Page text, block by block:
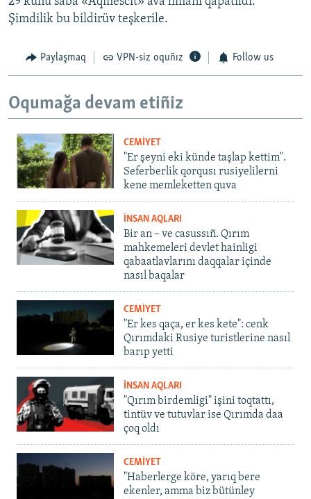
Şimdilik bu bildirüv teşkerile.
Paylaşmaq VPN-siz oquñız Follow us
Oqumağa devam etiñiz
CEMİYET
"Er şeyni eki künde taşlap kettim".
Seferberlik qorqusı rusiyelilerni
kene memleketten quva
İNSAN AQLARI
Bir an – ve casussıñ. Qırım
mahkemeleri devlet hainligi
qabaatlavlarını daqqalar içinde
nasıl baqalar
CEMİYET
"Er kes qaça, er kes kete": cenk
Qırımdaki Rusiye turistlerine nasıl
barıp yetti
İNSAN AQLARI
"Qırım birdemligi" işini toqtattı,
tintüv ve tutuvlar ise Qırımda daa
çoq oldı
CEMİYET
"Haberlerge köre, yarıq bere
ekenler, amma biz bütünley